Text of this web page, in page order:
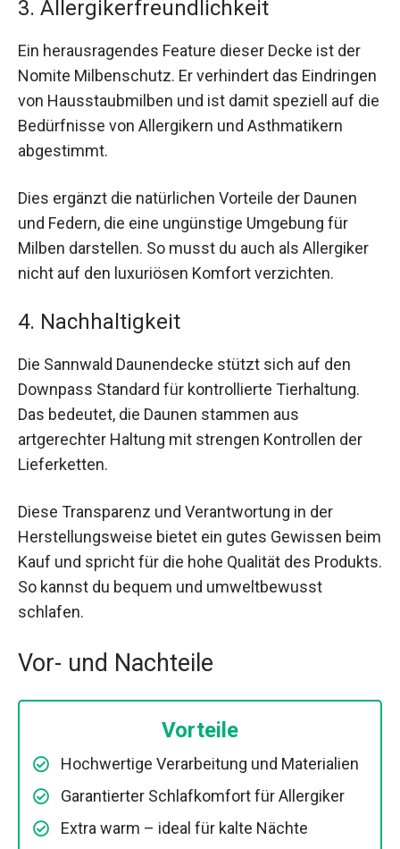
3. Allergikerfreundlichkeit
Ein herausragendes Feature dieser Decke ist der
Nomite Milbenschutz. Er verhindert das Eindringen
von Hausstaubmilben und ist damit speziell auf die
Bedürfnisse von Allergikern und Asthmatikern
abgestimmt.
Dies ergänzt die natürlichen Vorteile der Daunen
und Federn, die eine ungünstige Umgebung für
Milben darstellen. So musst du auch als Allergiker
nicht auf den luxuriösen Komfort verzichten.
4. Nachhaltigkeit
Die Sannwald Daunendecke stützt sich auf den
Downpass Standard für kontrollierte Tierhaltung.
Das bedeutet, die Daunen stammen aus
artgerechter Haltung mit strengen Kontrollen der
Lieferketten.
Diese Transparenz und Verantwortung in der
Herstellungsweise bietet ein gutes Gewissen beim
Kauf und spricht für die hohe Qualität des Produkts.
So kannst du bequem und umweltbewusst
schlafen.
Vor- und Nachteile
Vorteile
Hochwertige Verarbeitung und Materialien
Garantierter Schlafkomfort für Allergiker
Extra warm – ideal für kalte Nächte